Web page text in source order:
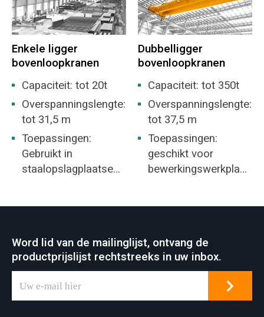
Enkele ligger
bovenloopkranen
Capaciteit: tot 20t
Overspanningslengte:
tot 31,5 m
Toepassingen:
Gebruikt in
staalopslagplaatsen,
scheepsbouw, enz.
Bovenloopkranen
een
gemeenschappelijk
Dubbelligger
bovenloopkranen
Capaciteit: tot 350t
Overspanningslengte:
tot 37,5 m
Toepassingen:
geschikt voor
bewerkingswerkplaat
krachtcentrale,
werkplaats voor
lichte en
Word lid van de mailinglijst, ontvang de
productprijslijst rechtstreeks in uw inbox.